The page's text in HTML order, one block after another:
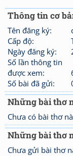
Thông tin cơ
Tên đăng ký:
Cấp độ:
Ngày đăng ký:
Số lần thông tin
được xem:
Số bài đã gửi:
Những bài thơ
Chưa có bài thơ
Những bài thơ
Chưa gửi bài thơ